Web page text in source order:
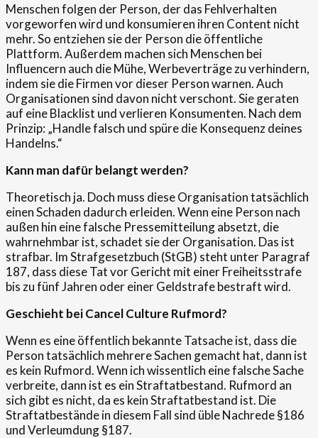
Menschen folgen der Person, der das Fehlverhalten
vorgeworfen wird und konsumieren ihren Content nicht
mehr. So entziehen sie der Person die öffentliche
Plattform. Außerdem machen sich Menschen bei
Influencern auch die Mühe, Werbeverträge zu verhindern,
indem sie die Firmen vor dieser Person warnen. Auch
Organisationen sind davon nicht verschont. Sie geraten
auf eine Blacklist und verlieren Konsumenten. Nach dem
Prinzip: „Handle falsch und spüre die Konsequenz deines
Handelns.“
Kann man dafür belangt werden?
Theoretisch ja. Doch muss diese Organisation tatsächlich
einen Schaden dadurch erleiden. Wenn eine Person nach
außen hin eine falsche Pressemitteilung absetzt, die
wahrnehmbar ist, schadet sie der Organisation. Das ist
strafbar. Im Strafgesetzbuch (StGB) steht unter Paragraf
187, dass diese Tat vor Gericht mit einer Freiheitsstrafe
bis zu fünf Jahren oder einer Geldstrafe bestraft wird.
Geschieht bei Cancel Culture Rufmord?
Wenn es eine öffentlich bekannte Tatsache ist, dass die
Person tatsächlich mehrere Sachen gemacht hat, dann ist
es kein Rufmord. Wenn ich wissentlich eine falsche Sache
verbreite, dann ist es ein Straftatbestand. Rufmord an
sich gibt es nicht, da es kein Straftatbestand ist. Die
Straftatbestände in diesem Fall sind üble Nachrede §186
und Verleumdung §187.